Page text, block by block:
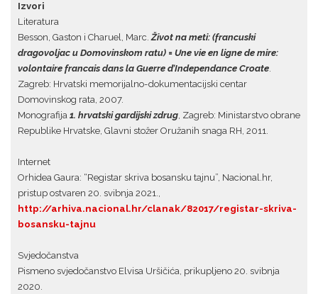
Izvori
Literatura
Besson, Gaston i Charuel, Marc.Život na meti: (francuski
dragovoljac u Domovinskom ratu) = Une vie en ligne de mire:
volontaire francais dans la Guerre d’Independance Croate.
Zagreb: Hrvatski memorijalno-dokumentacijski centar
Domovinskog rata, 2007.
Monografija 1. hrvatski gardijski zdrug, Zagreb: Ministarstvo obrane
Republike Hrvatske, Glavni stožer Oružanih snaga RH, 2011.
Internet
Orhidea Gaura: “Registar skriva bosansku tajnu”, Nacional.hr,
pristup ostvaren 20. svibnja 2021.,
http://arhiva.nacional.hr/clanak/82017/registar-skriva-
bosansku-tajnu
Svjedočanstva
Pismeno svjedočanstvo Elvisa Uršičića, prikupljeno 20. svibnja
2020.